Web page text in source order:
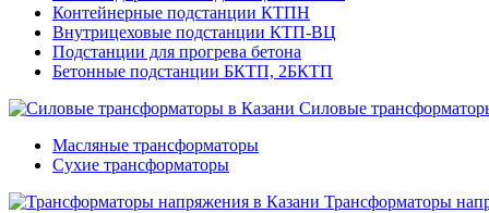
Контейнерные подстанции КТПН
Внутрицеховые подстанции КТП-ВЦ
Подстанции для прогрева бетона
Бетонные подстанции БКТП, 2БКТП
Силовые
Масляные трансформаторы
Сухие трансформаторы
Трансформаторы